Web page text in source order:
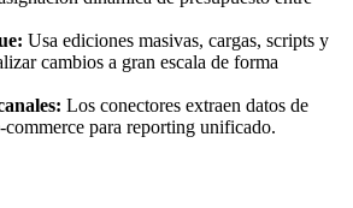
Usa ediciones masivas, cargas, scripts y
cambios a gran escala de forma
Los conectores extraen datos de
commerce para reporting unificado.